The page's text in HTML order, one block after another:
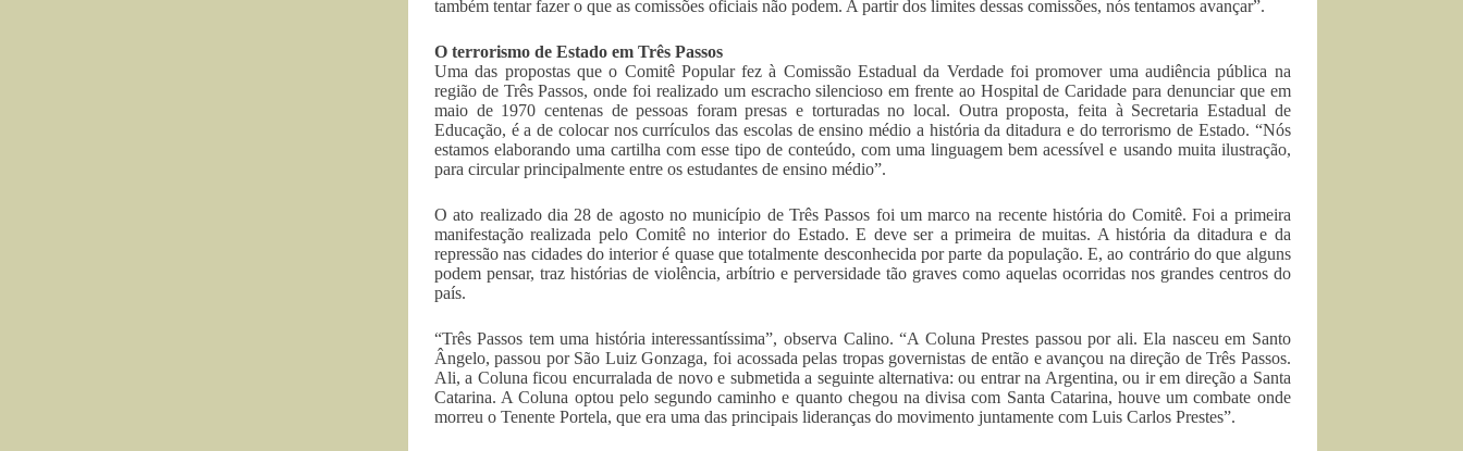
também tentar fazer o que as comissões oficiais não podem. A partir dos limites dessas comissões, nós tentamos avançar”.
O terrorismo de Estado em Três Passos
Uma das propostas que o Comitê Popular fez à Comissão Estadual da Verdade foi promover uma audiência pública na
região de Três Passos, onde foi realizado um escracho silencioso em frente ao Hospital de Caridade para denunciar que em
maio de 1970 centenas de pessoas foram presas e torturadas no local. Outra proposta, feita à Secretaria Estadual de
Educação, é a de colocar nos currículos das escolas de ensino médio a história da ditadura e do terrorismo de Estado. “Nós
estamos elaborando uma cartilha com esse tipo de conteúdo, com uma linguagem bem acessível e usando muita ilustração,
para circular principalmente entre os estudantes de ensino médio”.
O ato realizado dia 28 de agosto no município de Três Passos foi um marco na recente história do Comitê. Foi a primeira
manifestação realizada pelo Comitê no interior do Estado. E deve ser a primeira de muitas. A história da ditadura e da
repressão nas cidades do interior é quase que totalmente desconhecida por parte da população. E, ao contrário do que alguns
podem pensar, traz histórias de violência, arbítrio e perversidade tão graves como aquelas ocorridas nos grandes centros do
país.
“Três Passos tem uma história interessantíssima”, observa Calino. “A Coluna Prestes passou por ali. Ela nasceu em Santo
Ângelo, passou por São Luiz Gonzaga, foi acossada pelas tropas governistas de então e avançou na direção de Três Passos.
Ali, a Coluna ficou encurralada de novo e submetida a seguinte alternativa: ou entrar na Argentina, ou ir em direção a Santa
Catarina. A Coluna optou pelo segundo caminho e quanto chegou na divisa com Santa Catarina, houve um combate onde
morreu o Tenente Portela, que era uma das principais lideranças do movimento juntamente com Luis Carlos Prestes”.